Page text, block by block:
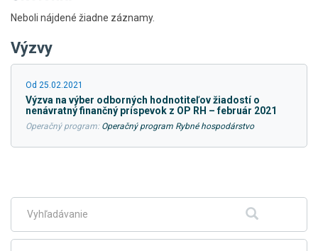
Neboli nájdené žiadne záznamy.
Výzvy
Od 25.02.2021
Výzva na výber odborných hodnotiteľov žiadostí o
nenávratný finančný príspevok z OP RH – február 2021
Operačný program: Operačný program Rybné hospodárstvo
menu
Fulltextové
Hľadať